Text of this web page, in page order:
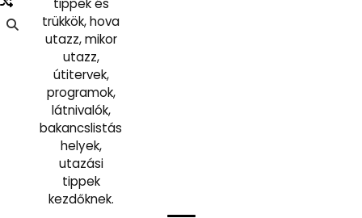
tippek és
trükkök, hova
utazz, mikor
utazz,
útitervek,
programok,
látnivalók,
bakancslistás
helyek,
utazási
tippek
kezdőknek.